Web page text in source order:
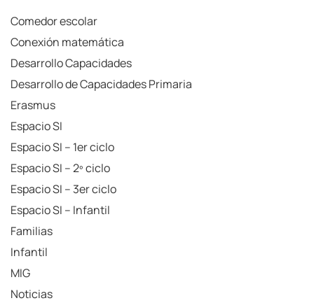
Comedor escolar
Conexión matemática
Desarrollo Capacidades
Desarrollo de Capacidades Primaria
Erasmus
Espacio SI
Espacio SI – 1er ciclo
Espacio SI – 2º ciclo
Espacio SI – 3er ciclo
Espacio SI – Infantil
Familias
Infantil
MIG
Noticias